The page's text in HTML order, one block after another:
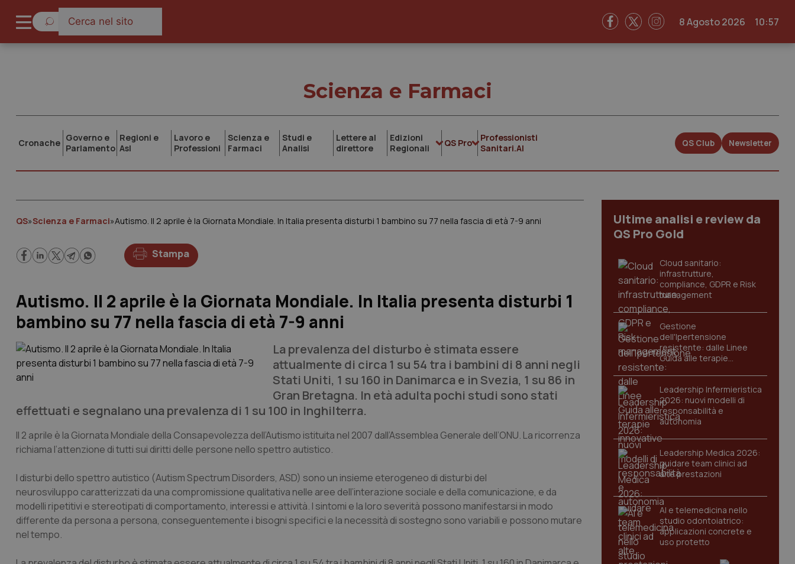
8 Agosto 2026 10:57
Scienza e Farmaci
Cronache Governo e
Parlamento
Regioni e
Asl
Lavoro e
Professioni
Scienza e
Farmaci
Studi e
Analisi
Lettere al
direttore
Edizioni
Regionali
QS Pro
Professionisti
Sanitari.AI
QS Club Newsletter
QS»Scienza e Farmaci»Autismo. Il 2 aprile è la Giornata Mondiale. In Italia presenta disturbi 1 bambino su 77 nella fascia di età 7-9 anni
Stampa
Autismo. Il 2 aprile è la Giornata Mondiale. In Italia presenta disturbi 1
bambino su 77 nella fascia di età 7-9 anni
La prevalenza del disturbo è stimata essere
attualmente di circa 1 su 54 tra i bambini di 8 anni negli
Stati Uniti, 1 su 160 in Danimarca e in Svezia, 1 su 86 in
Gran Bretagna. In età adulta pochi studi sono stati
effettuati e segnalano una prevalenza di 1 su 100 in Inghilterra.
Il 2 aprile è la Giornata Mondiale della Consapevolezza dell’Autismo istituita nel 2007 dall’Assemblea Generale dell’ONU. La ricorrenza
richiama l’attenzione di tutti sui diritti delle persone nello spettro autistico.
I disturbi dello spettro autistico (Autism Spectrum Disorders, ASD) sono un insieme eterogeneo di disturbi del
neurosviluppo caratterizzati da una compromissione qualitativa nelle aree dell’interazione sociale e della comunicazione, e da
modelli ripetitivi e stereotipati di comportamento, interessi e attività. I sintomi e la loro severità possono manifestarsi in modo
differente da persona a persona, conseguentemente i bisogni specifici e la necessità di sostegno sono variabili e possono mutare
nel tempo.
Ultime analisi e review da
QS Pro Gold
Cloud sanitario:
infrastrutture,
compliance, GDPR e Risk
management
Gestione
dell'Ipertensione
resistente: dalle Linee
Guida alle terapie
innovative
Leadership Infermieristica
2026: nuovi modelli di
responsabilità e
autonomia
Leadership Medica 2026:
guidare team clinici ad
alte prestazioni
AI e telemedicina nello
studio odontoiatrico:
applicazioni concrete e
uso protetto